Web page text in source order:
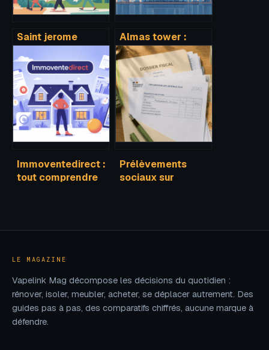
Saint jerome
quartier, vie locale
et immobilier
Almas tower :
guide complet
pour comprendre
cette tour
emblématique de
dubaï
Immoventedirect :
tout comprendre
Prélèvements
sociaux sur
d’optimisation
LE MAGAZINE
Vapelink Mag décompose les décisions du quotidien :
rénover, isoler, meubler, acheter, se déplacer autrement. Des
guides pas à pas, des comparatifs chiffrés, aucune marque à
défendre.